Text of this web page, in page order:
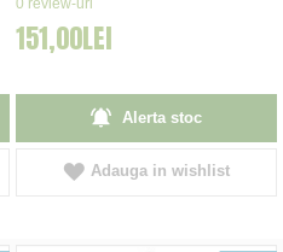
0 review-uri
151,00LEI
Alerta stoc
Adauga in wishlist